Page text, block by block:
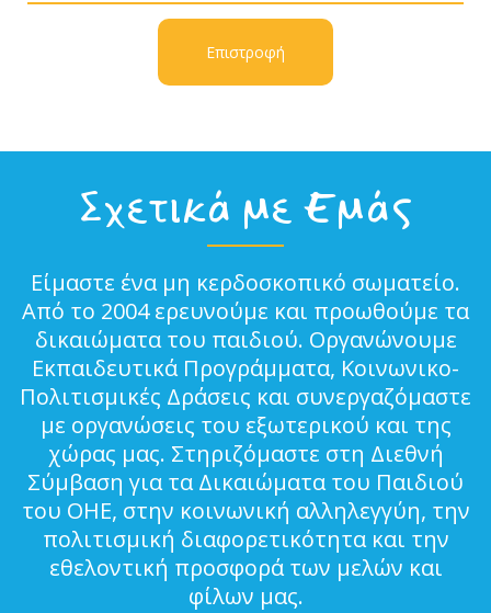
Επιστροφή
Σχετικά με Εμάς
Είμαστε ένα μη κερδοσκοπικό σωματείο.
Από το 2004 ερευνούμε και προωθούμε τα
δικαιώματα του παιδιού. Οργανώνουμε
Εκπαιδευτικά Προγράμματα, Κοινωνικο-
Πολιτισμικές Δράσεις και συνεργαζόμαστε
με οργανώσεις του εξωτερικού και της
χώρας μας. Στηριζόμαστε στη Διεθνή
Σύμβαση για τα Δικαιώματα του Παιδιού
του ΟΗΕ, στην κοινωνική αλληλεγγύη, την
πολιτισμική διαφορετικότητα και την
εθελοντική προσφορά των μελών και
φίλων μας.